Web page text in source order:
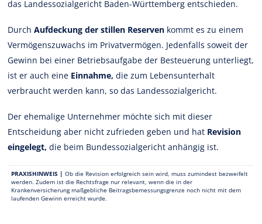
das Landessozialgericht Baden-Württemberg entschieden.
DurchAufdeckung der stillen Reserven kommt es zu einem
Vermögenszuwachs im Privatvermögen. Jedenfalls soweit der
Gewinn bei einer Betriebsaufgabe der Besteuerung unterliegt,
ist er auch eine Einnahme, die zum Lebensunterhalt
verbraucht werden kann, so das Landessozialgericht.
Der ehemalige Unternehmer möchte sich mit dieser
Entscheidung aber nicht zufrieden geben und hat Revision
eingelegt, die beim Bundessozialgericht anhängig ist.
PRAXISHINWEIS | Ob die Revision erfolgreich sein wird, muss zumindest bezweifelt
werden. Zudem ist die Rechtsfrage nur relevant, wenn die in der
Krankenversicherung maßgebliche Beitragsbemessungsgrenze noch nicht mit dem
laufenden Gewinn erreicht wurde.